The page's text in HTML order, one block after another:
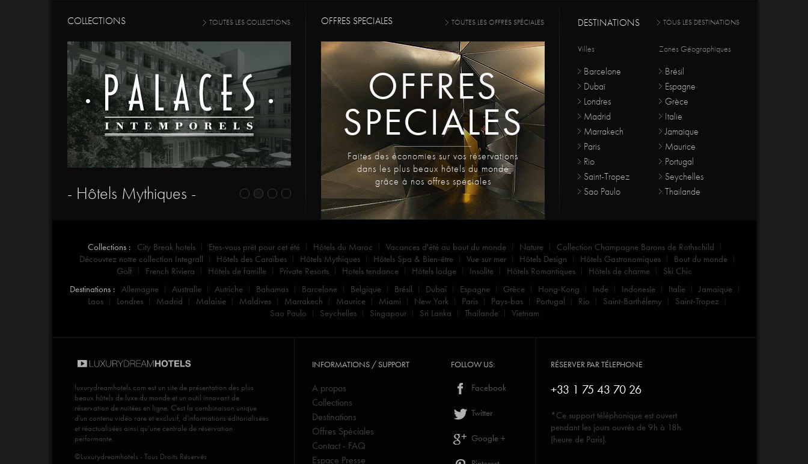
COLLECTIONS TOUTES LES COLLECTIONS
- Hôtels Mythiques -
OFFRES SPECIALES TOUTES LES OFFRES SPÉCIALES
OFFRES
SPECIALES
Faites des économies sur vos réservations
dans les plus beaux hôtels du monde
grâce à nos offres spéciales
DESTINATIONS TOUS LES DESTINATIONS
Villes
Barcelone
Dubaï
Londres
Madrid
Marrakech
Paris
Rio
Saint-Tropez
Sao Paulo
Zones Géographiques
Brésil
Espagne
Grèce
Italie
Jamaique
Maurice
Portugal
Seychelles
Thailande
Collections : City Break hotels Etes-vous prêt pour cet été Hôtels du Maroc Vacances d'été au bout du monde Nature
Collection Champagne Barons de Rothschild
Découvrez notre collection Integrall
Hôtels des Caraïbes Hôtels Mythiques Hôtels Spa & Bien-être Vue sur mer Hôtels Design Hôtels Gastronomiques
Bout du monde
Golf
French Riviera Hôtels de famille Private Resorts Hotels tendance Hôtels lodge Insolite Hôtels Romantiques Hôtels de charme
Ski Chic
Destinations : Allemagne Australie Autriche Bahamas Barcelone Belgique Brésil Dubaï Espagne Grèce Hong-Kong Inde Indonesie Italie
Jamaique
Laos
Londres Madrid Malaisie Maldives Marrakech Maurice Miami New York Paris Pays-bas Portugal Rio Saint-Barthélemy
Saint-Tropez
Sao Paulo
Seychelles Singapour Sri Lanka Thailande Vietnam
luxurydreamhotels.com est un site de présentation des plus
beaux hôtels de luxe du monde et un outil innovant de
réservation de nuitées en ligne. C'est la combinaison unique
d'un contenu vidéo rare et exclusif, d'informations éditorialisées
et réactualisées ainsi qu’une centrale de réservation
performante.
©Luxurydreamhotels - Tous Droits Réservés
INFORMATIONS / SUPPORT
A propos
Collections
Destinations
Offres Spéciales
Contact - FAQ
Espace Presse
FOLLOW US:
Facebook
Twitter
Google +
RÉSERVER PAR TÉLEPHONE
+33 1 75 43 70 26
*Ce support téléphonique est ouvert
pendant les jours ouvrés de 9h à 18h
(heure de Paris).